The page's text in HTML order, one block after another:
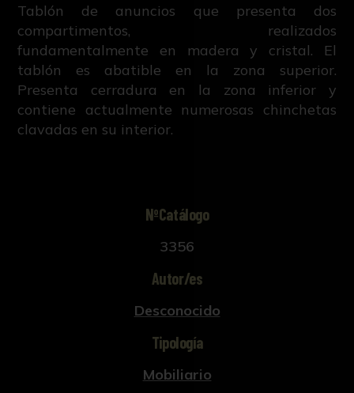
Tablón de anuncios que presenta dos
compartimentos, realizados
fundamentalmente en madera y cristal. El
tablón es abatible en la zona superior.
Presenta cerradura en la zona inferior y
contiene actualmente numerosas chinchetas
clavadas en su interior.
NºCatálogo
3356
Autor/es
Desconocido
Tipología
Mobiliario